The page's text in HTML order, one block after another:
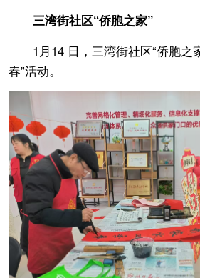
三湾街社区“侨胞之家”
1月14 日，三湾街社区“侨胞之
春”活动。